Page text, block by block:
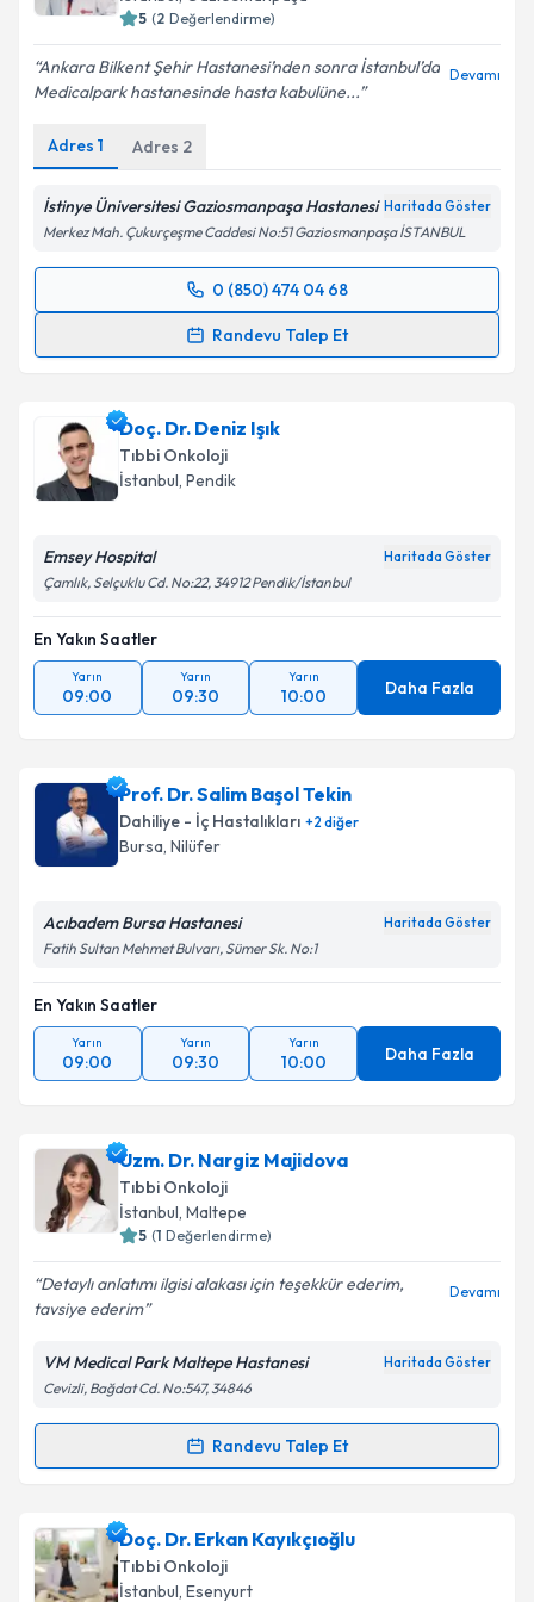
5 (2 Değerlendirme)
Ankara Bilkent Şehir Hastanesi’nden sonra İstanbul’da
Medicalpark hastanesinde hasta kabulüne...
Devamı
Adres 1 Adres 2
İstinye Üniversitesi Gaziosmanpaşa Hastanesi Haritada Göster
Merkez Mah. Çukurçeşme Caddesi No:51 Gaziosmanpaşa İSTANBUL
0 (850) 474 04 68
Randevu Talep Et
Randevu Takvimi Talebi
takvim hazırlandığında e-posta ile bilgilendireceğiz.
E-posta Adresiniz
Kişisel verilerimin işlenmesine ilişkin
Metni'ni okudum ve kişisel verilerimin belirtilen
kapsamda işlenmesini kabul ediyorum.
Takvim Talebini Gönder
Doç. Dr. Deniz Işık
Tıbbi Onkoloji
İstanbul, Pendik
Emsey Hospital Haritada Göster
Çamlık, Selçuklu Cd. No:22, 34912 Pendik/İstanbul
En Yakın Saatler
Yarın
09:00
Yarın
09:30
Yarın
10:00 Daha Fazla
Prof. Dr. Salim Başol Tekin
Dahiliye - İç Hastalıkları +2 diğer
Bursa, Nilüfer
Acıbadem Bursa Hastanesi Haritada Göster
Fatih Sultan Mehmet Bulvarı, Sümer Sk. No:1
En Yakın Saatler
Yarın
09:00
Yarın
09:30
Yarın
10:00 Daha Fazla
Uzm. Dr. Nargiz Majidova
Tıbbi Onkoloji
İstanbul, Maltepe
5 (1 Değerlendirme)
Detaylı anlatımı ilgisi alakası için teşekkür ederim,
tavsiye ederim
Devamı
VM Medical Park Maltepe Hastanesi Haritada Göster
Cevizli, Bağdat Cd. No:547, 34846
Randevu Talep Et
Randevu Takvimi Talebi
Uzm. Dr. Nargiz Majidovaiçin randevu takvimi
talebi oluşturun. Size bu uzmandan randevu almanız
için bir takvim hazırlandığında e-posta ile
Doç. Dr. Erkan Kayıkçıoğlu
Tıbbi Onkoloji
İstanbul, Esenyurt